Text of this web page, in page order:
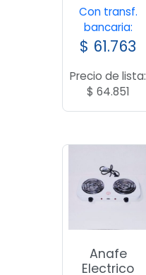
Con transf.
bancaria:
$ 61.763
Precio de lista:
$ 64.851
Anafe
Electrico